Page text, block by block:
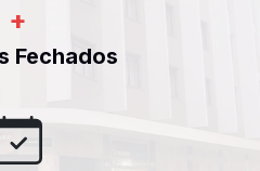
+
Fechados